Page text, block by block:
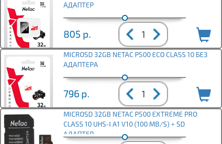
АДАПТЕР
805 р.
MICROSD 32GB NETAC P500 ECO CLASS 10 БЕЗ
АДАПТЕРА
796 р.
MICROSD 32GB NETAC P500 EXTREME PRO
CLASS 10 UHS-I A1 V10 (100 MB/S) + SD
АДАПТЕР